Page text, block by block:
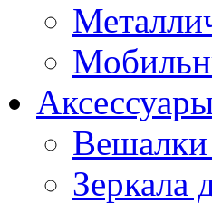
Зеркала